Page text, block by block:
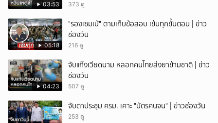
03:53 373 ดู
05:18
"รองเซมเบ้" ตามเก็บข้อสอบ เข้มทุกขั้นตอน | ข่าว
ช่องวัน
216 ดู
04:23
จับแก๊งเวียดนาม หลอกคนไทยส่งยาข้ามชาติ | ข่าว
ช่องวัน
507 ดู
จับตาประชุม ครม. เคาะ "บัตรคนจน" | ข่าวช่องวัน
253 ดู